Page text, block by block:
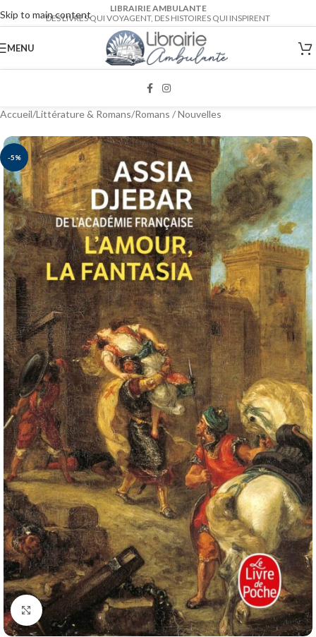
Skip to main content
LIBRAIRIE AMBULANTE
DES LIVRES QUI VOYAGENT, DES HISTOIRES QUI INSPIRENT
MENU
Accueil/Littérature & Romans/Romans / Nouvelles
-5%
Click to enlarge